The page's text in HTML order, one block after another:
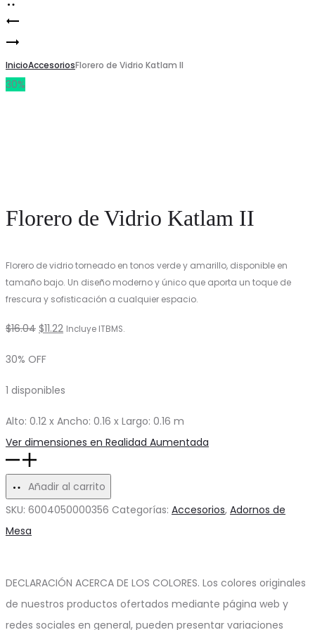
Product
navigation
Vidrio
Dalgalar
Florero
de
Vidrio
InicioAccesoriosFlorero de Vidrio Katlam II
30%
Florero de Vidrio Katlam II
Florero de vidrio torneado en tonos verde y amarillo, disponible en
tamaño bajo. Un diseño moderno y único que aporta un toque de
frescura y sofisticación a cualquier espacio.
$16.04 El
era:
$11.22 El
es:
Incluye ITBMS.
30% OFF
1 disponibles
Alto: 0.12 x Ancho: 0.16 x Largo: 0.16 m
Ver dimensiones en Realidad Aumentada
Florero
de
Vidrio
Katlam
Añadir al carrito
SKU: 6004050000356 Categorías: Accesorios, Adornos de
Mesa
DECLARACIÓN ACERCA DE LOS COLORES. Los colores originales
de nuestros productos ofertados mediante página web y
redes sociales en general, pueden presentar variaciones